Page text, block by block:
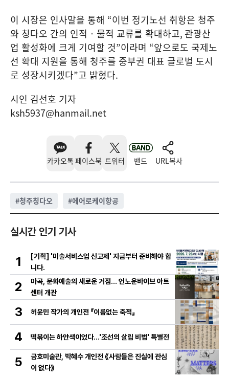
이 시장은 인사말을 통해 “이번 정기노선 취항은 청주
와 칭다오 간의 인적‧물적 교류를 확대하고, 관광산
업 활성화에 크게 기여할 것”이라며 “앞으로도 국제노
선 확대 지원을 통해 청주를 중부권 대표 글로벌 도시
로 성장시키겠다”고 밝혔다.
시인 김선호 기자
ksh5937@hanmail.net
카카오톡 페이스북 트위터 밴드 URL복사
#청주칭다오 #에어로케이항공
실시간 인기 기사
1
[기획] '미술서비스업 신고제' 지금부터 준비해야 합
니다.
2
마곡, 문화예술의 새로운 거점… 언노운바이브 아트
센터 개관
3 허윤민 작가의 개인전 『이름없는 축적』
4 떡볶이는 하얀색이었다...'조선의 살림 비법' 특별전
5
금호미술관, 박혜수 개인전 《사람들은 진실에 관심
이 없다》